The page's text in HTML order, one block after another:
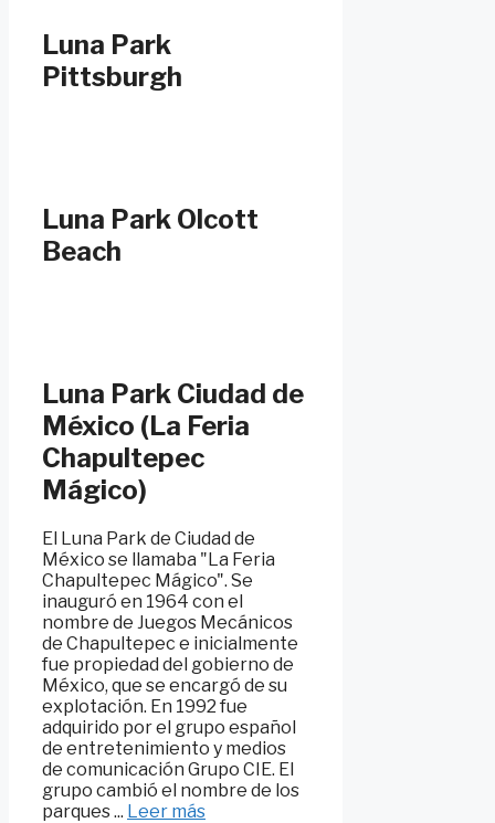
Luna Park
Pittsburgh
Luna Park Olcott
Beach
Luna Park Ciudad de
México (La Feria
Chapultepec
Mágico)
El Luna Park de Ciudad de
México se llamaba "La Feria
Chapultepec Mágico". Se
inauguró en 1964 con el
nombre de Juegos Mecánicos
de Chapultepec e inicialmente
fue propiedad del gobierno de
México, que se encargó de su
explotación. En 1992 fue
adquirido por el grupo español
de entretenimiento y medios
de comunicación Grupo CIE. El
grupo cambió el nombre de los
parques ... Leer más